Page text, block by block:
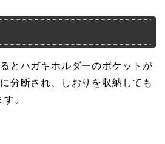
とハガキホルダーのポケットが
分断され、しおりを収納しても
。